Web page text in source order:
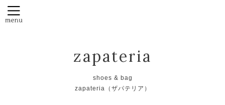
zapateria
shoes & bag
zapateria（ザパテリア）